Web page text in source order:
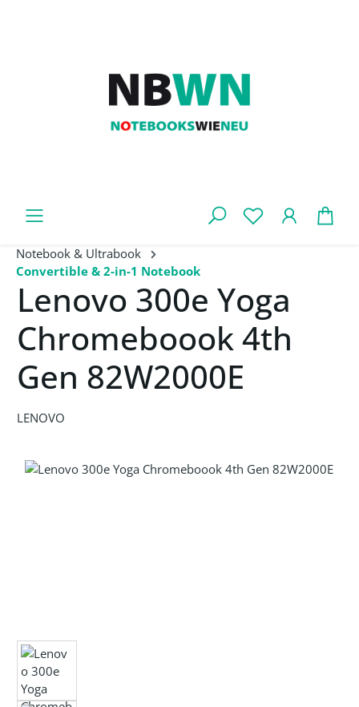
Notebook & Ultrabook
Convertible & 2-in-1 Notebook
Lenovo 300e Yoga
Chromeboook 4th
Gen 82W2000E
LENOVO
Bildergalerie überspringen